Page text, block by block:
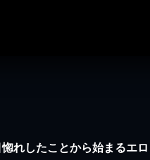
れしたことから始まるエロ